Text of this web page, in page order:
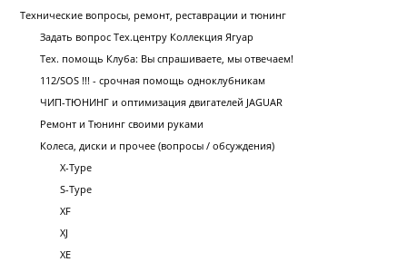
Технические вопросы, ремонт, реставрации и тюнинг
Задать вопрос Тех.центру Коллекция Ягуар
Тех. помощь Клуба: Вы спрашиваете, мы отвечаем!
112/SOS !!! - срочная помощь одноклубникам
ЧИП-ТЮНИНГ и оптимизация двигателей JAGUAR
Ремонт и Тюнинг своими руками
Колеса, диски и прочее (вопросы / обсуждения)
X-Type
S-Type
XF
XJ
XE